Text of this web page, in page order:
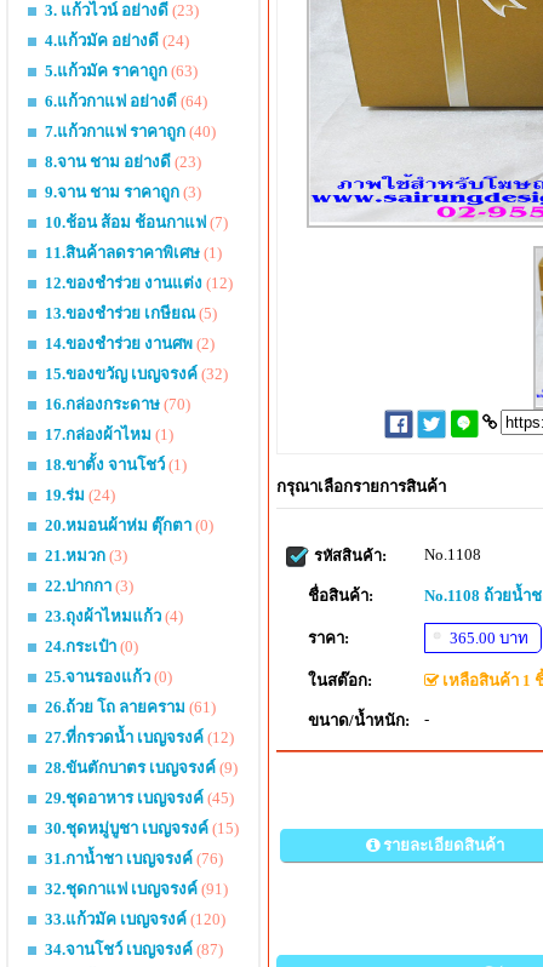
3. แก้วไวน์ อย่างดี (23)
4.แก้วมัค อย่างดี (24)
5.แก้วมัค ราคาถูก (63)
6.แก้วกาแฟ อย่างดี (64)
7.แก้วกาแฟ ราคาถูก (40)
8.จาน ชาม อย่างดี (23)
9.จาน ชาม ราคาถูก (3)
10.ช้อน ส้อม ช้อนกาแฟ (7)
11.สินค้าลดราคาพิเศษ (1)
12.ของชำร่วย งานแต่ง (12)
13.ของชำร่วย เกษียณ(5)
14.ของชำร่วย งานศพ (2)
15.ของขวัญ เบญจรงค์ (32)
16.กล่องกระดาษ (70)
17.กล่องผ้าไหม (1)
18.ขาตั้ง จานโชว์ (1)
19.ร่ม (24)
20.หมอนผ้าห่ม ตุ๊กตา (0)
21.หมวก (3)
22.ปากกา (3)
23.ถุงผ้าไหมแก้ว (4)
24.กระเป๋า (0)
25.จานรองแก้ว (0)
26.ถ้วย โถ ลายคราม (61)
27.ที่กรวดน้ำ เบญจรงค์ (12)
28.ขันตักบาตร เบญจรงค์ (9)
29.ชุดอาหาร เบญจรงค์ (45)
30.ชุดหมู่บูชา เบญจรงค์ (15)
31.กาน้ำชา เบญจรงค์ (76)
32.ชุดกาแฟ เบญจรงค์ (91)
33.แก้วมัค เบญจรงค์ (120)
34.จานโชว์ เบญจรงค์ (87)
กรุณาเลือกรายการสินค้า
รหัสสินค้า: No.1108
ชื่อสินค้า: No.1108 ถ้วยน้ำ
ราคา: 365.00 บาท
ในสต๊อก: เหลือสินค้า 1
ขนาด/น้ำหนัก: -
รายละเอียดสินค้า